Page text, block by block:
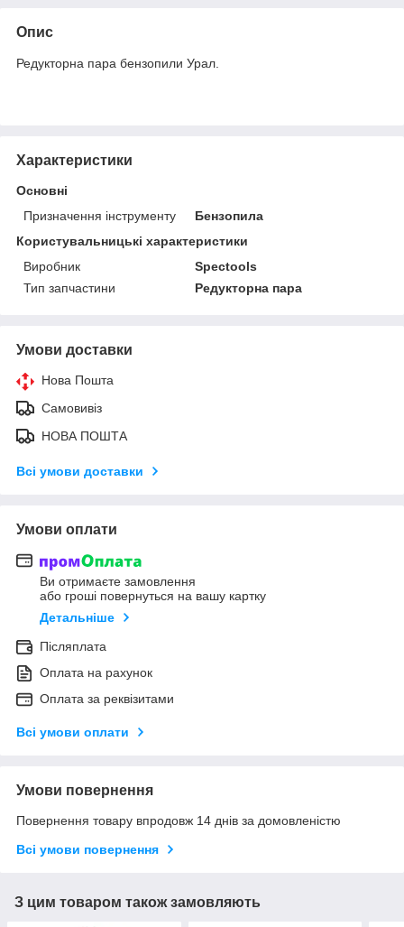
Опис
Редукторна пара бензопили Урал.
Характеристики
Основні
Призначення інструменту
Бензопила
Користувальницькі характеристики
Виробник
Spectools
Тип запчастини
Редукторна пара
Умови доставки
Нова Пошта
Самовивіз
НОВА ПОШТА
Всі умови доставки
Умови оплати
Ви отримаєте замовлення
або гроші повернуться на вашу картку
Детальніше
Післяплата
Оплата на рахунок
Оплата за реквізитами
Всі умови оплати
Умови повернення
Повернення товару впродовж 14 днів за домовленістю
Всі умови повернення
З цим товаром також замовляють